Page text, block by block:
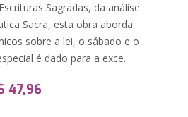
Sagradas, da análise
Sacra, esta obra aborda
sobre a lei, o sábado e o
é dado para a exce...
47,96